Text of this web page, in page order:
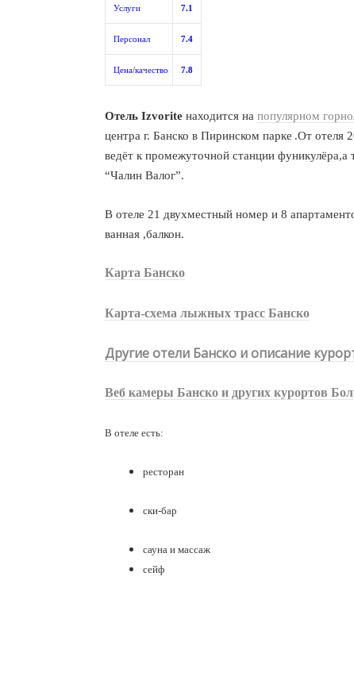
Услуги 7.1
Персонал 7.4
Цена/качество 7.8
Отель Izvorite находится на популярном
центра г. Банско в Пиринском парке .От отеля
ведёт к промежуточной станции фуникулёра,а
“Чалин Валог”.
В отеле 21 двухместный номер и 8
ванная ,балкон.
Карта Банско
Карта-схема лыжных трасс Банско
Другие отели Банско и описание
Веб камеры Банско и других курортов
В отеле есть:
ресторан
ски-бар
сауна и массаж
сейф